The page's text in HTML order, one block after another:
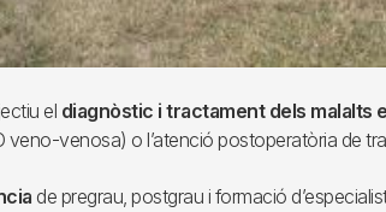
el diagnòstic i tractament dels malalts
venosa) o l’atenció postoperatòria de
de pregrau, postgrau i formació